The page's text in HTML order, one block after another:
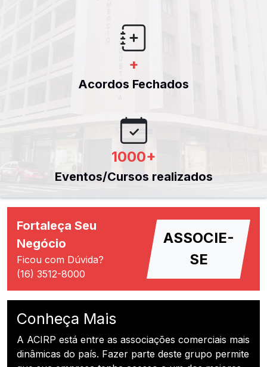
+
Acordos Fechados
1000+
Eventos/Cursos realizados
Fortaleça Seu
Negócio
Ficou com Dúvida?
(16) 3512-8000
ASSOCIE-
SE
Conheça Mais
A ACIRP está entre as associações comerciais mais
dinâmicas do país. Fazer parte deste grupo permite